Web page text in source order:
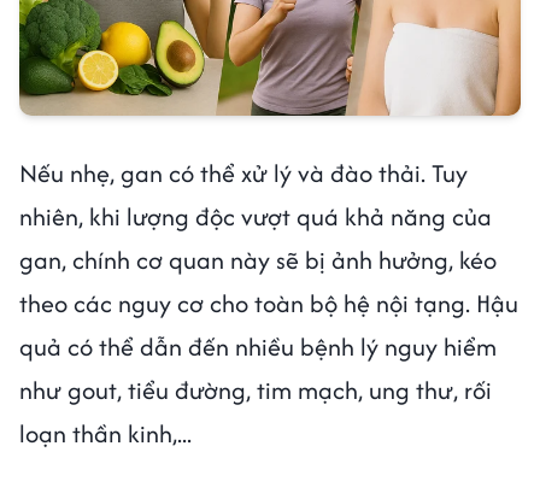
Nếu nhẹ, gan có thể xử lý và đào thải. Tuy
nhiên, khi lượng độc vượt quá khả năng của
gan, chính cơ quan này sẽ bị ảnh hưởng, kéo
theo các nguy cơ cho toàn bộ hệ nội tạng. Hậu
quả có thể dẫn đến nhiều bệnh lý nguy hiểm
như gout, tiểu đường, tim mạch, ung thư, rối
loạn thần kinh,...